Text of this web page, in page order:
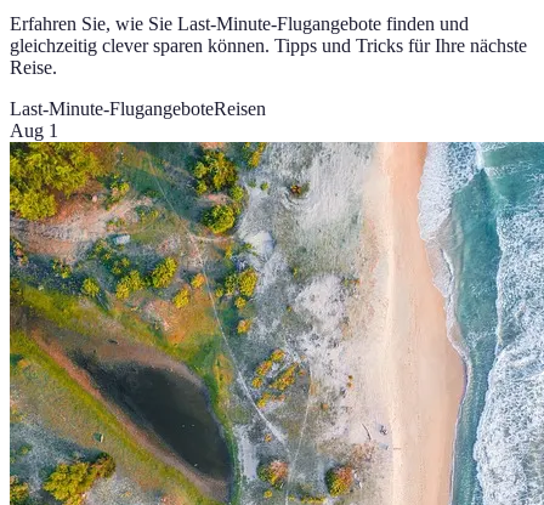
Erfahren Sie, wie Sie Last-Minute-Flugangebote finden und
gleichzeitig clever sparen können. Tipps und Tricks für Ihre nächste
Reise.
Last-Minute-FlugangeboteReisen
Aug 1